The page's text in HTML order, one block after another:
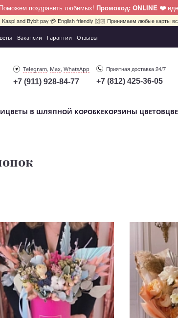
поздравить любимых! Промокод: ONLINE ❤️
and Bybit pay 💳 English friendly 🙌🏻 Принимаем любые карты
Вакансии Гарантии Отзывы
Telegram, Max,WhatsApp
+7 (911) 928-84-77
Приятная доставка 24/7
+7 (812) 425-36-05
ЦВЕТЫ В ШЛЯПНОЙ КОРОБКЕКОРЗИНЫ ЦВЕТОВ